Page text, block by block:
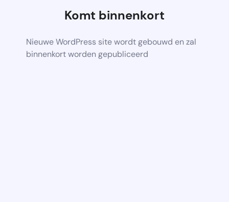
Komt binnenkort
Nieuwe WordPress site wordt gebouwd en zal
binnenkort worden gepubliceerd